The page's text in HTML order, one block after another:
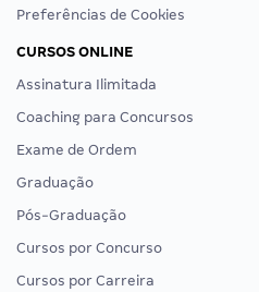
Preferências de Cookies
CURSOS ONLINE
Assinatura Ilimitada
Coaching para Concursos
Exame de Ordem
Graduação
Pós-Graduação
Cursos por Concurso
Cursos por Carreira